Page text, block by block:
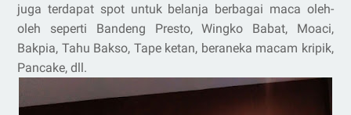
juga terdapat spot untuk belanja berbagai maca oleh-
oleh seperti Bandeng Presto, Wingko Babat, Moaci,
Bakpia, Tahu Bakso, Tape ketan, beraneka macam kripik,
Pancake, dll.